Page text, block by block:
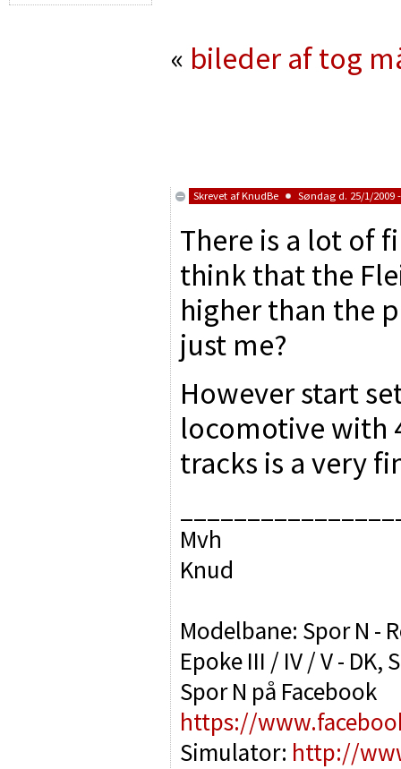
« bileder af tog
Skrevet afKnudBe Søndag d. 25/1/2009
There is a lot of
think that the
higher than the
just me?
However start
locomotive with
tracks is a very
Mvh
Knud
Modelbane: Spor N -
Epoke III / IV / V - DK,
Spor N på Facebook
https://
Simulator: http://